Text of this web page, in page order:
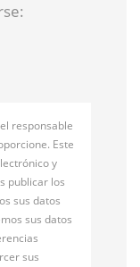
el responsable
Este
y
publicar los
sus datos
sus datos
sus